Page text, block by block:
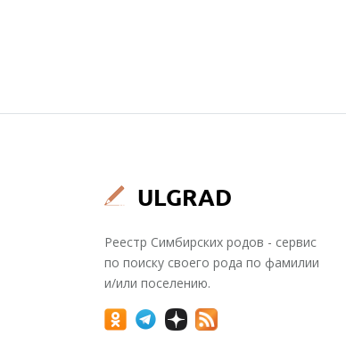
Реестр Симбирских родов - сервис
по поиску своего рода по фамилии
и/или поселению.